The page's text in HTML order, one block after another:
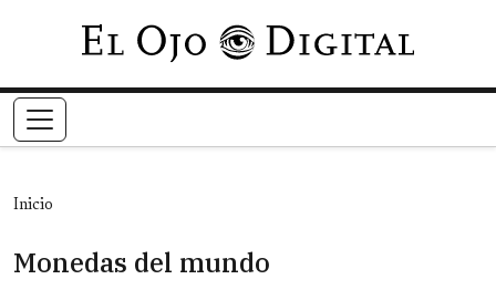
Pasar al contenido principal
Inicio
Monedas del mundo